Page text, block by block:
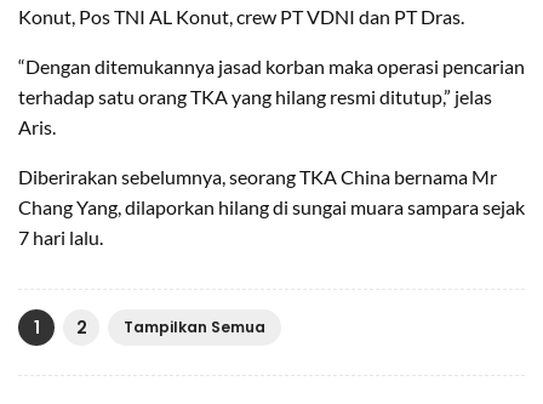
Konut, Pos TNI AL Konut, crew PT VDNI dan PT Dras.
“Dengan ditemukannya jasad korban maka operasi pencarian
terhadap satu orang TKA yang hilang resmi ditutup,” jelas
Aris.
Diberirakan sebelumnya, seorang TKA China bernama Mr
Chang Yang, dilaporkan hilang di sungai muara sampara sejak
7 hari lalu.
1 2 Tampilkan Semua